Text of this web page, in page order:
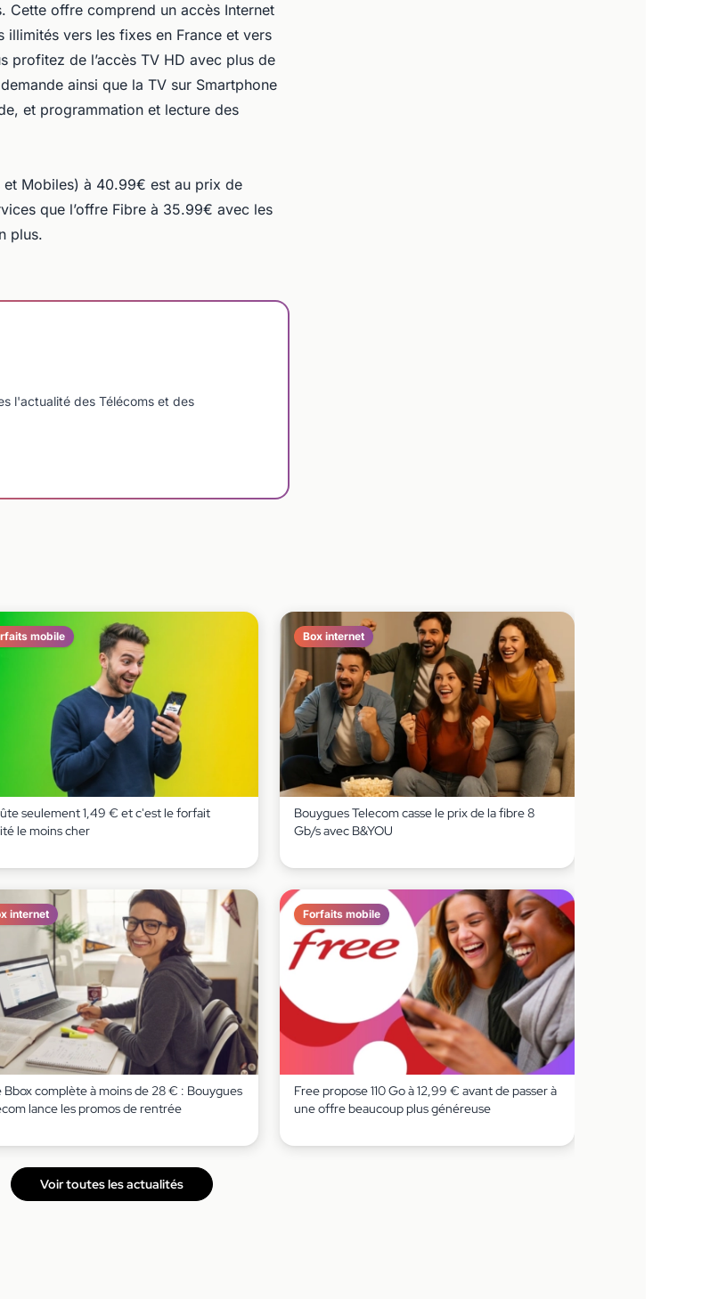
offre comprend un accès Internet
illimités vers les fixes en France et vers
profitez de l’accès TV HD avec plus de
ainsi que la TV sur Smartphone
et programmation et lecture des
et Mobiles) à 40.99€ est au prix de
que l’offre Fibre à 35.99€ avec les
plus.
l'actualité des Télécoms et des
mobile
seulement 1,49 € et c'est le forfait
le moins cher
Box internet
Bouygues Telecom casse le prix de la fibre 8
Gb/s avec B&YOU
internet
Bbox complète à moins de 28 € : Bouygues
lance les promos de rentrée
Forfaits mobile
Free propose 110 Go à 12,99 € avant de passer à
une offre beaucoup plus généreuse
Voir toutes les actualités